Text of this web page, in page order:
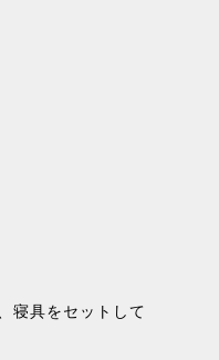
寝具をセットして